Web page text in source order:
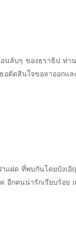
นลับๆ ของธราธิป ท่า
เปิดออกด้วยกุญแจสำรอง เ
ขาเข้ามาเห็นสภาพเสื้
ร้อย แนะนำตัวละคร กัญญารัตน์